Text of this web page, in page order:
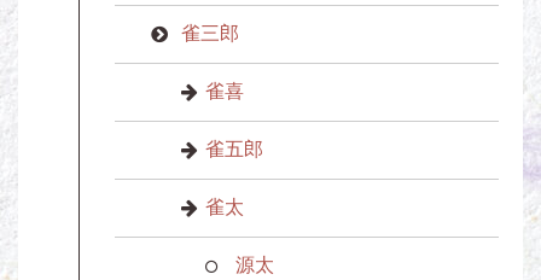
雀三郎
雀喜
雀五郎
雀太
源太